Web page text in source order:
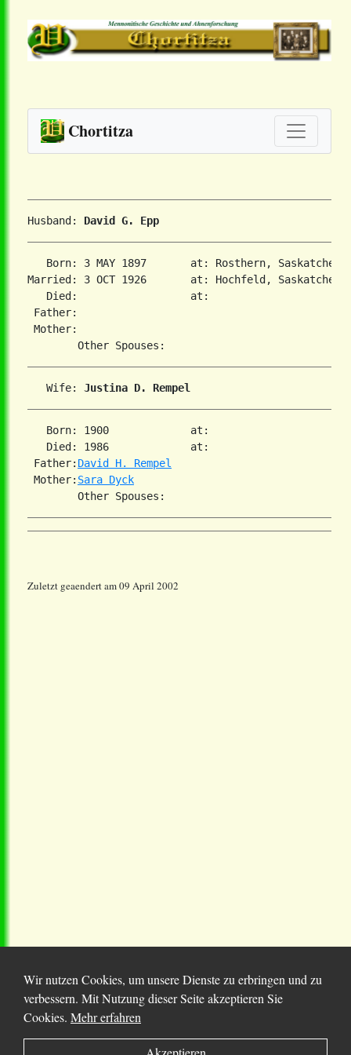
Chortitza
Husband: David G. Epp
Born: 3 MAY 1897       at: Rosthern,
Married: 3 OCT 1926       at: Hochfeld,
   Died:                  at:
Father:
Mother:
   Wife:
Justina D. Rempel
   Born: 1900             at:
   Died: 1986             at:
Father: David H. Rempel
Mother: Sara Dyck
Zuletzt geaendert am 09 April 2002
© 2025 Chortitza.org | Supported byD. F. Plett
Wir nutzen Cookies, um unsere Dienste zu erbringen und zu
verbessern. Mit Nutzung dieser Seite akzeptieren Sie
Cookies. Mehr erfahren